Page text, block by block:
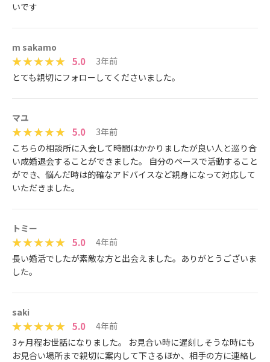
いです
m sakamo
5.0
3年前
とても親切にフォローしてくださいました。
マユ
5.0
3年前
こちらの相談所に入会して時間はかかりましたが良い人と巡り合
い成婚退会することができました。 自分のペースで活動すること
ができ、悩んだ時は的確なアドバイスなど親身になって対応して
いただきました。
トミー
5.0
4年前
長い婚活でしたが素敵な方と出会えました。ありがとうございま
した。
saki
5.0
4年前
3ヶ月程お世話になりました。 お見合い時に遅刻しそうな時にも
お見合い場所まで親切に案内して下さるほか、相手の方に連絡し